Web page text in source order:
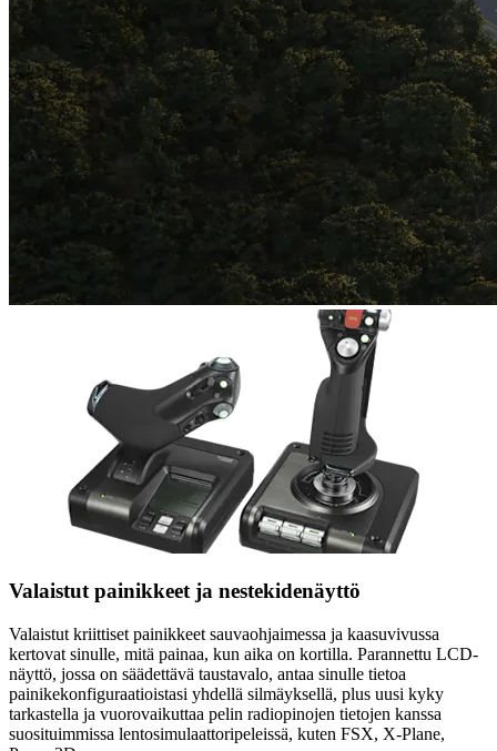
Valaistut painikkeet ja nestekidenäyttö
Valaistut kriittiset painikkeet sauvaohjaimessa ja kaasuvivussa
kertovat sinulle, mitä painaa, kun aika on kortilla. Parannettu LCD-
näyttö, jossa on säädettävä taustavalo, antaa sinulle tietoa
painikekonfiguraatioistasi yhdellä silmäyksellä, plus uusi kyky
tarkastella ja vuorovaikuttaa pelin radiopinojen tietojen kanssa
suosituimmissa lentosimulaattoripeleissä, kuten FSX, X-Plane,